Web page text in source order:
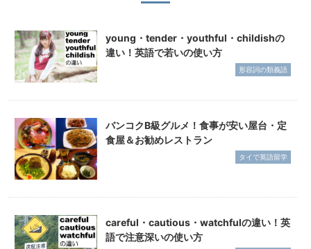
young・tender・youthful・childishの
違い！英語で若いの使い方
形容詞の類義語
バンコクB級グルメ！食事が安い屋台・定
食屋＆お勧めレストラン
タイで英語留学
careful・cautious・watchfulの違い！英
語で注意深いの使い方